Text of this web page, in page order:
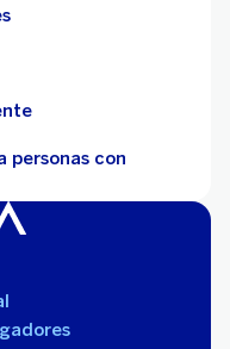
personas con